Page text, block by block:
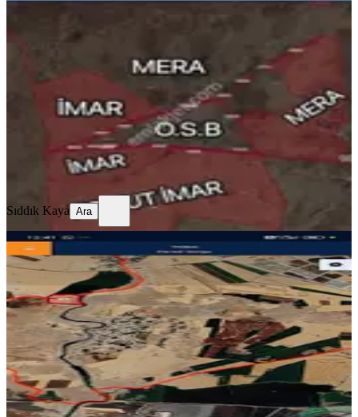
Projeler Bölgesinde Satılık Arsa
Diyarbakır, Kayapınar
25000 m²
31/m² ·25.03.2026
780.000 ₺
Sıddık Kaya
Sıddık Kaya Ara
Hızlı 21 Gayrimenkul Den Cankatran
Da Acil Satılık Kupon Arsa
Diyarbakır, Kayapınar
280 m²·3.393/m²·08.12.2025
950.000 ₺
HIZLI 21 EMLAKMECNUN FİDANTEN